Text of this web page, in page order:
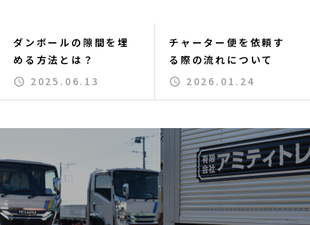
ダンボールの隙間を埋
める方法とは？
2025.06.13
チャーター便を依頼す
る際の流れについて
2026.01.24